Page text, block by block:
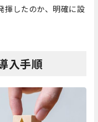
揮したのか、明確に設
入手順